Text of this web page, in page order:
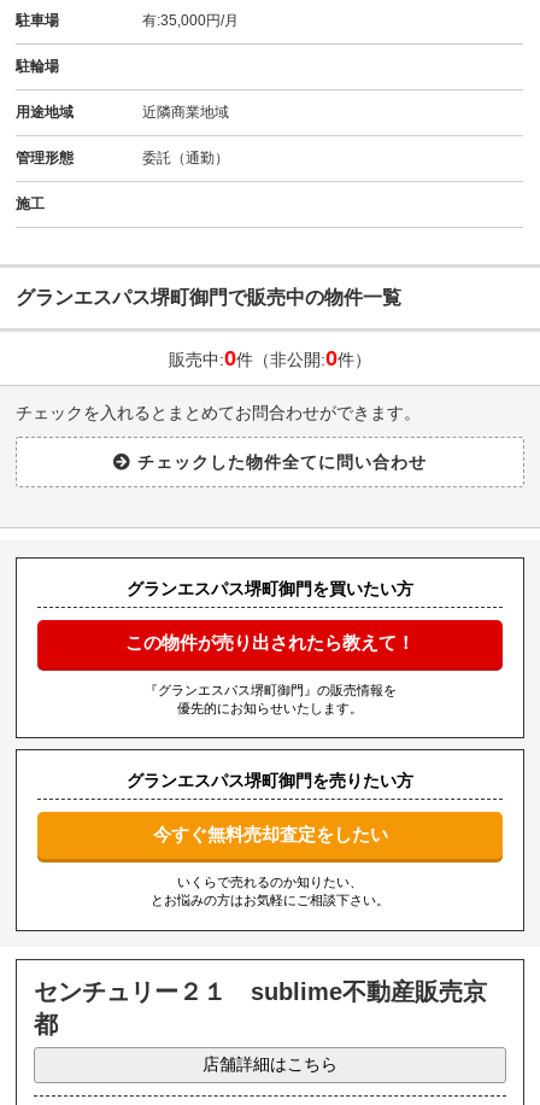
駐車場 有:35,000円/月
駐輪場
用途地域 近隣商業地域
管理形態 委託（通勤）
施工
グランエスパス堺町御門で販売中の物件一覧
販売中:0件（非公開:0件）
チェックを入れるとまとめてお問合わせができます。
グランエスパス堺町御門を買いたい方
この物件が売り出されたら教えて！
『グランエスパス堺町御門』の販売情報を
優先的にお知らせいたします。
グランエスパス堺町御門を売りたい方
今すぐ無料売却査定をしたい
いくらで売れるのか知りたい、
とお悩みの方はお気軽にご相談下さい。
センチュリー２１ sublime不動産販売京
都
店舗詳細はこちら